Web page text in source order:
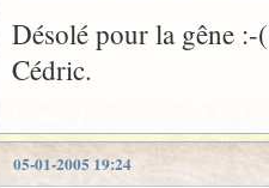
Désolé pour la gêne :-(
Cédric.
05-01-2005 19:24